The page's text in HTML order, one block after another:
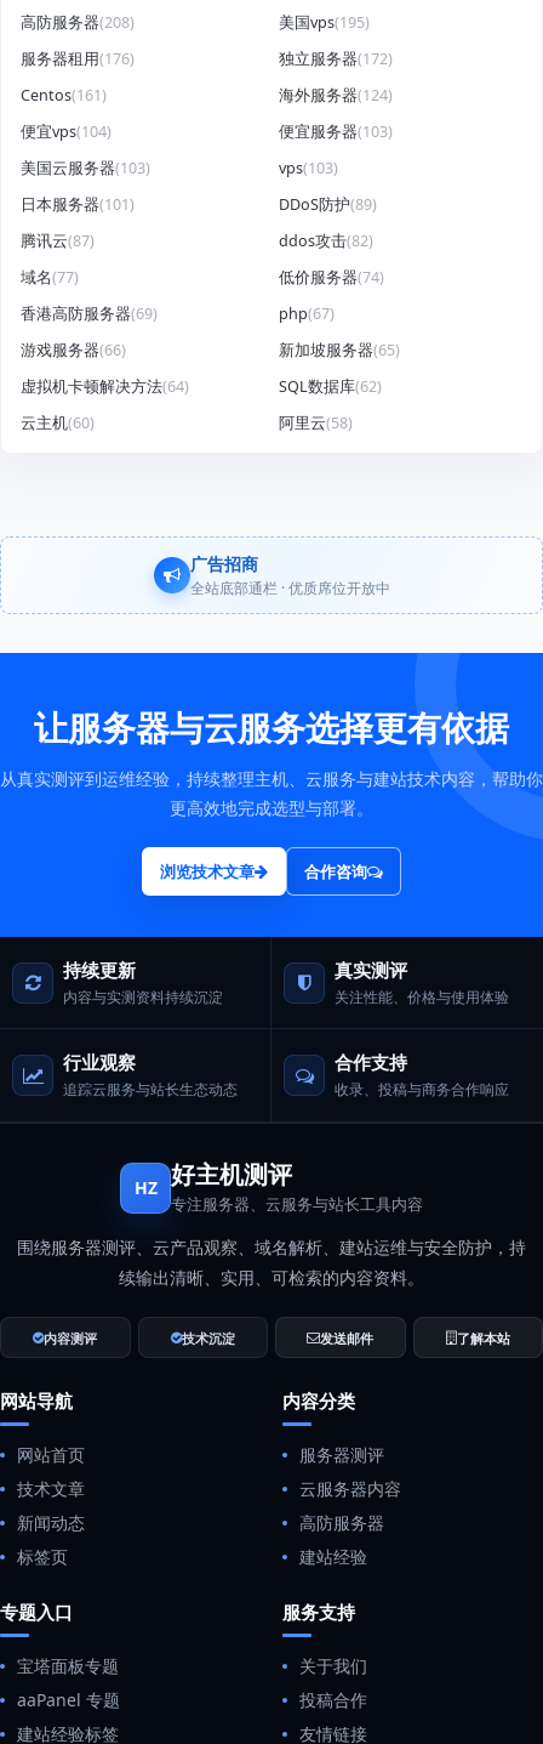
高防服务器(208) 美国vps(195)
服务器租用(176) 独立服务器(172)
Centos(161) 海外服务器(124)
便宜vps(104) 便宜服务器(103)
美国云服务器(103) vps(103)
日本服务器(101) DDoS防护(89)
腾讯云(87) ddos攻击(82)
域名(77) 低价服务器(74)
香港高防服务器(69) php(67)
游戏服务器(66) 新加坡服务器(65)
虚拟机卡顿解决方法(64) SQL数据库(62)
云主机(60) 阿里云(58)
广告招商
全站底部通栏 · 优质席位开放中
让服务器与云服务选择更有依据
从真实测评到运维经验，持续整理主机、云服务与建站技术内容，帮助你
更高效地完成选型与部署。
浏览技术文章 合作咨询
持续更新
内容与实测资料持续沉淀
真实测评
关注性能、价格与使用体验
行业观察
追踪云服务与站长生态动态
合作支持
收录、投稿与商务合作响应
HZ 好主机测评
专注服务器、云服务与站长工具内容
围绕服务器测评、云产品观察、域名解析、建站运维与安全防护，持
续输出清晰、实用、可检索的内容资料。
内容测评 技术沉淀 发送邮件 了解本站
网站导航
网站首页
技术文章
新闻动态
标签页
内容分类
服务器测评
云服务器内容
高防服务器
建站经验
专题入口
宝塔面板专题
aaPanel 专题
建站经验标签
服务支持
关于我们
投稿合作
友情链接